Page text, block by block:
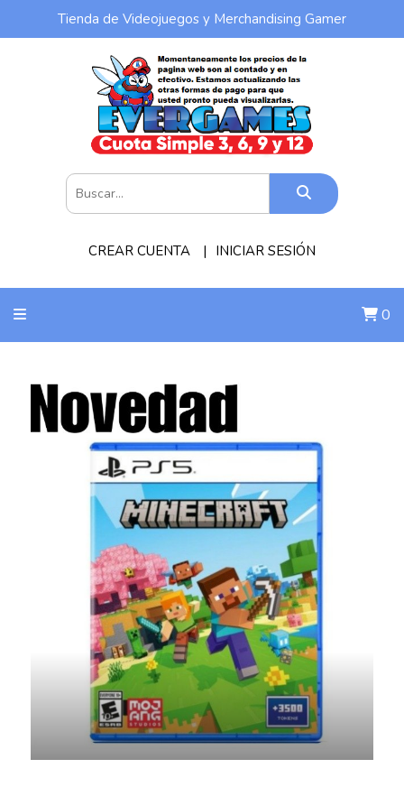
Tienda de Videojuegos y Merchandising Gamer
CREAR CUENTA INICIAR SESIÓN
0